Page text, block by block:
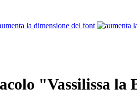
la dimensione del font
"Vassilissa